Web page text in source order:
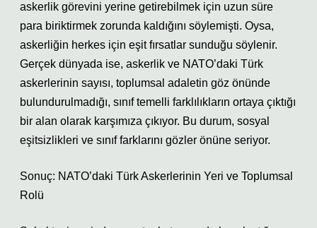
askerlik görevini yerine getirebilmek için uzun süre
para biriktirmek zorunda kaldığını söylemişti. Oysa,
askerliğin herkes için eşit fırsatlar sunduğu söylenir.
Gerçek dünyada ise, askerlik ve NATO’daki Türk
askerlerinin sayısı, toplumsal adaletin göz önünde
bulundurulmadığı, sınıf temelli farklılıkların ortaya çıktığı
bir alan olarak karşımıza çıkıyor. Bu durum, sosyal
eşitsizlikleri ve sınıf farklarını gözler önüne seriyor.
Sonuç: NATO’daki Türk Askerlerinin Yeri ve Toplumsal
Rolü